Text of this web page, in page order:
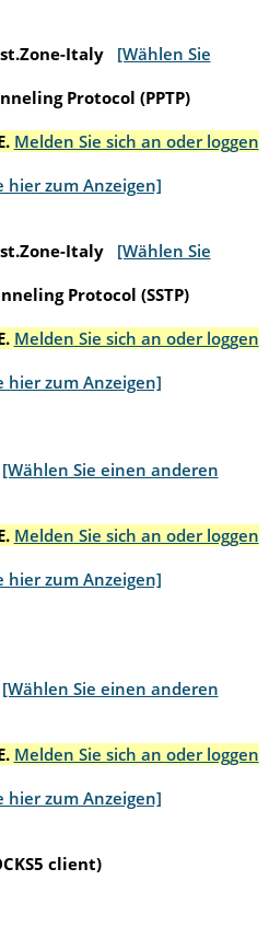
Italy
[Wählen Sie
Protocol (PPTP)
Melden Sie sich an oder loggen
hier zum Anzeigen]
Italy
[Wählen Sie
Protocol (SSTP)
Melden Sie sich an oder loggen
hier zum Anzeigen]
[Wählen Sie einen anderen
Melden Sie sich an oder loggen
hier zum Anzeigen]
[Wählen Sie einen anderen
Melden Sie sich an oder loggen
hier zum Anzeigen]
client)